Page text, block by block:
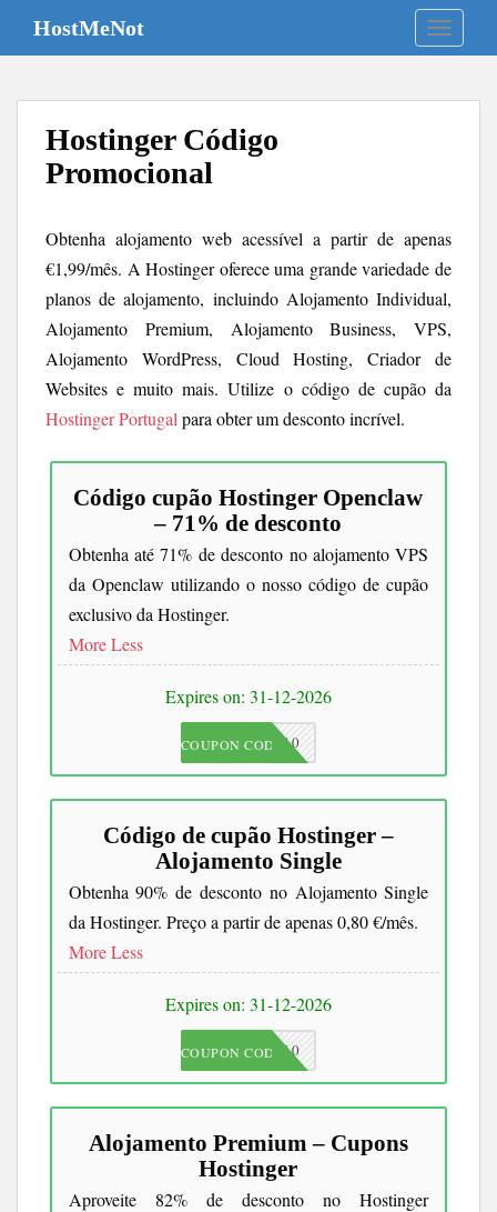
i
HostMeNot
Hostinger Código
Promocional
Obtenha alojamento web acessível a partir de apenas
€1,99/mês. A Hostinger oferece uma grande variedade de
planos de alojamento, incluindo Alojamento Individual,
Alojamento Premium, Alojamento Business, VPS,
Alojamento WordPress, Cloud Hosting, Criador de
Websites e muito mais. Utilize o código de cupão da
Hostinger Portugal para obter um desconto incrível.
Código cupão Hostinger Openclaw
– 71% de desconto
Obtenha até 71% de desconto no alojamento VPS
da Openclaw utilizando o nosso código de cupão
exclusivo da Hostinger.
More Less
Expires on: 31-12-2026
JKC10
COUPON CODE
Código de cupão Hostinger –
Alojamento Single
Obtenha 90% de desconto no Alojamento Single
da Hostinger. Preço a partir de apenas 0,80 €/mês.
More Less
Expires on: 31-12-2026
JKC10
COUPON CODE
Alojamento Premium – Cupons
Hostinger
Aproveite 82% de desconto no Hostinger